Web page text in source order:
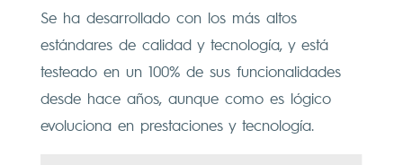
Se ha desarrollado con los más altos
estándares de calidad y tecnología, y está
testeado en un 100% de sus funcionalidades
desde hace años, aunque como es lógico
evoluciona en prestaciones y tecnología.